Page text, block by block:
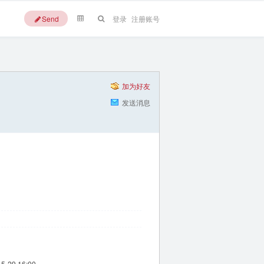
登录 注册账号
Send
加为好友
发送消息